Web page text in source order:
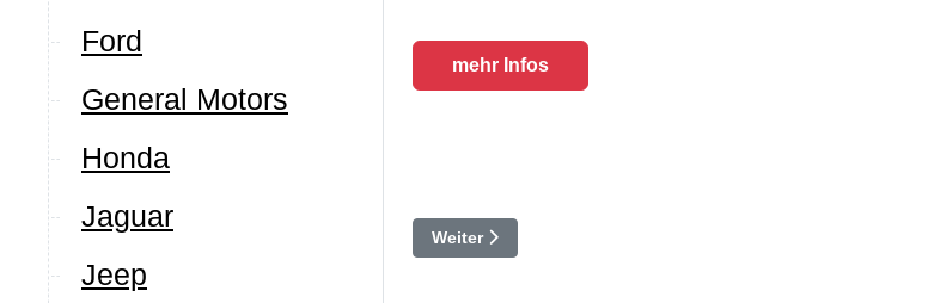
Ford
General Motors
Honda
Jaguar
Jeep
mehr Infos
Nächster Beitrag: Buick Riviera 1963-78 Performance Portfolio
Weiter